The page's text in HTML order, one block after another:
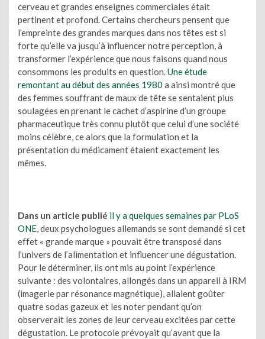
cerveau et grandes enseignes commerciales était
pertinent et profond. Certains chercheurs pensent que
l’empreinte des grandes marques dans nos têtes est si
forte qu’elle va jusqu’à influencer notre perception, à
transformer l’expérience que nous faisons quand nous
consommons les produits en question. Une étude
remontant au début des années 1980 a ainsi montré que
des femmes souffrant de maux de tête se sentaient plus
soulagées en prenant le cachet d’aspirine d’un groupe
pharmaceutique très connu plutôt que celui d’une société
moins célèbre, ce alors que la formulation et la
présentation du médicament étaient exactement les
mêmes.
Dans un article publié il y a quelques semaines par PLoS
ONE , deux psychologues allemands se sont demandé si cet
effet « grande marque » pouvait être transposé dans
l’univers de l’alimentation et influencer une dégustation.
Pour le déterminer, ils ont mis au point l’expérience
suivante : des volontaires, allongés dans un appareil à IRM
(imagerie par résonance magnétique), allaient goûter
quatre sodas gazeux et les noter pendant qu’on
observerait les zones de leur cerveau excitées par cette
dégustation. Le protocole prévoyait qu’avant que la